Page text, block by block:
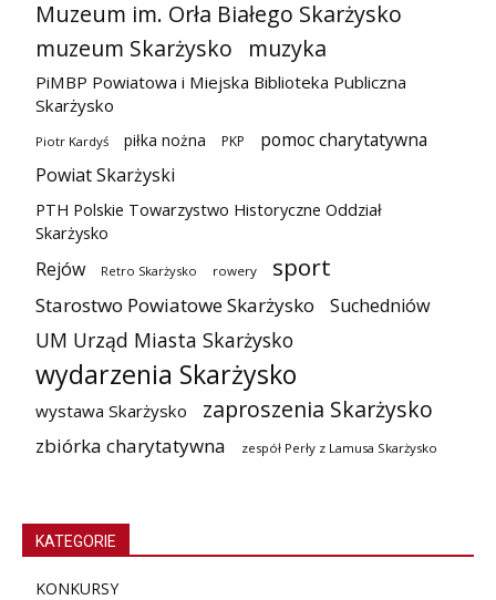
Muzeum im. Orła Białego Skarżysko
muzeum Skarżysko
muzyka
PiMBP Powiatowa i Miejska Biblioteka Publiczna
Skarżysko
Piotr Kardyś piłka nożna PKP
pomoc charytatywna
Powiat Skarżyski
PTH Polskie Towarzystwo Historyczne Oddział
Skarżysko
Rejów Retro Skarżysko rowery sport
Starostwo Powiatowe Skarżysko Suchedniów
UM Urząd Miasta Skarżysko
wydarzenia Skarżysko
wystawa Skarżysko zaproszenia Skarżysko
zbiórka charytatywna zespół Perły z Lamusa Skarżysko
KATEGORIE
KONKURSY